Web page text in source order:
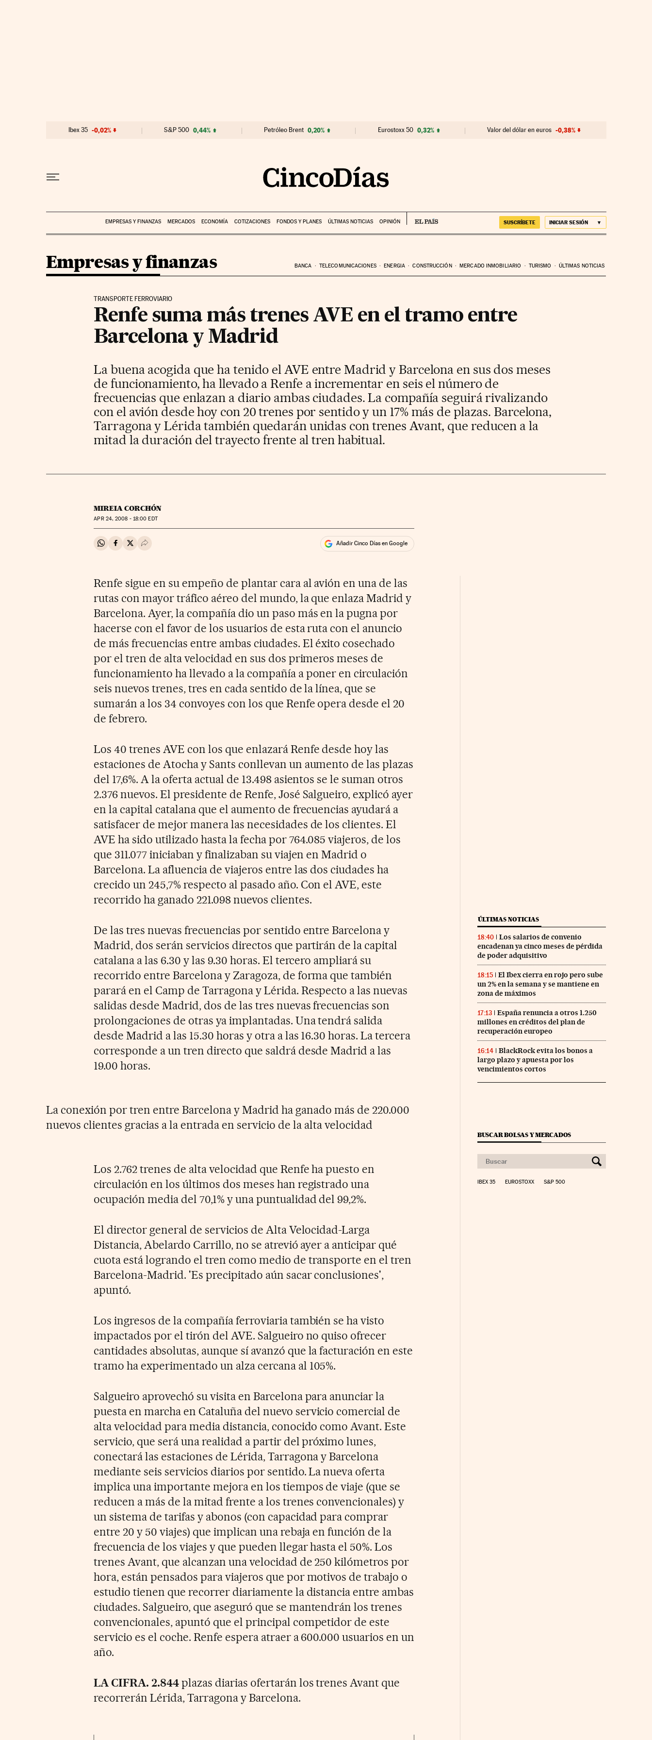
Ibex 35 -0,02% S&P 500 0,44% Petróleo Brent 0,20% Eurostoxx 50 0,32% Valor del dólar en euros -0,38%
EMPRESAS Y FINANZAS MERCADOS ECONOMÍA COTIZACIONES FONDOS Y PLANES ÚLTIMAS NOTICIAS OPINIÓN SUSCRÍBETE INICIAR SESIÓN
Empresas y finanzas BANCA TELECOMUNICACIONES ENERGIA CONSTRUCCIÓN MERCADO INMOBILIARIO TURISMO ÚLTIMAS NOTICIAS
TRANSPORTE FERROVIARIO
Renfe suma más trenes AVE en el tramo entre
Barcelona y Madrid
La buena acogida que ha tenido el AVE entre Madrid y Barcelona en sus dos meses
de funcionamiento, ha llevado a Renfe a incrementar en seis el número de
frecuencias que enlazan a diario ambas ciudades. La compañía seguirá rivalizando
con el avión desde hoy con 20 trenes por sentido y un 17% más de plazas. Barcelona,
Tarragona y Lérida también quedarán unidas con trenes Avant, que reducen a la
mitad la duración del trayecto frente al tren habitual.
MIREIA CORCHÓN
APR24, 2008 - 18:00 EDT
Compartir en Whatsapp
Compartir en Facebook
Compartir en Twitter
Desplegar Redes Sociales Añadir Cinco Días en Google
Renfe sigue en su empeño de plantar cara al avión en una de las
rutas con mayor tráfico aéreo del mundo, la que enlaza Madrid y
Barcelona. Ayer, la compañía dio un paso más en la pugna por
hacerse con el favor de los usuarios de esta ruta con el anuncio
de más frecuencias entre ambas ciudades. El éxito cosechado
por el tren de alta velocidad en sus dos primeros meses de
funcionamiento ha llevado a la compañía a poner en circulación
seis nuevos trenes, tres en cada sentido de la línea, que se
sumarán a los 34 convoyes con los que Renfe opera desde el 20
de febrero.
Los 40 trenes AVE con los que enlazará Renfe desde hoy las
estaciones de Atocha y Sants conllevan un aumento de las plazas
del 17,6%. A la oferta actual de 13.498 asientos se le suman otros
2.376 nuevos. El presidente de Renfe, José Salgueiro, explicó ayer
en la capital catalana que el aumento de frecuencias ayudará a
satisfacer de mejor manera las necesidades de los clientes. El
AVE ha sido utilizado hasta la fecha por 764.085 viajeros, de los
que 311.077 iniciaban y finalizaban su viajen en Madrid o
Barcelona. La afluencia de viajeros entre las dos ciudades ha
crecido un 245,7% respecto al pasado año. Con el AVE, este
recorrido ha ganado 221.098 nuevos clientes.
De las tres nuevas frecuencias por sentido entre Barcelona y
Madrid, dos serán servicios directos que partirán de la capital
catalana a las 6.30 y las 9.30 horas. El tercero ampliará su
recorrido entre Barcelona y Zaragoza, de forma que también
parará en el Camp de Tarragona y Lérida. Respecto a las nuevas
salidas desde Madrid, dos de las tres nuevas frecuencias son
prolongaciones de otras ya implantadas. Una tendrá salida
desde Madrid a las 15.30 horas y otra a las 16.30 horas. La tercera
corresponde a un tren directo que saldrá desde Madrid a las
19.00 horas.
La conexión por tren entre Barcelona y Madrid ha ganado más de 220.000
nuevos clientes gracias a la entrada en servicio de la alta velocidad
Los 2.762 trenes de alta velocidad que Renfe ha puesto en
circulación en los últimos dos meses han registrado una
ocupación media del 70,1% y una puntualidad del 99,2%.
El director general de servicios de Alta Velocidad-Larga
Distancia, Abelardo Carrillo, no se atrevió ayer a anticipar qué
cuota está logrando el tren como medio de transporte en el tren
Barcelona-Madrid. 'Es precipitado aún sacar conclusiones',
apuntó.
Los ingresos de la compañía ferroviaria también se ha visto
impactados por el tirón del AVE. Salgueiro no quiso ofrecer
cantidades absolutas, aunque sí avanzó que la facturación en este
tramo ha experimentado un alza cercana al 105%.
Salgueiro aprovechó su visita en Barcelona para anunciar la
puesta en marcha en Cataluña del nuevo servicio comercial de
alta velocidad para media distancia, conocido como Avant. Este
servicio, que será una realidad a partir del próximo lunes,
conectará las estaciones de Lérida, Tarragona y Barcelona
mediante seis servicios diarios por sentido. La nueva oferta
implica una importante mejora en los tiempos de viaje (que se
reducen a más de la mitad frente a los trenes convencionales) y
un sistema de tarifas y abonos (con capacidad para comprar
entre 20 y 50 viajes) que implican una rebaja en función de la
frecuencia de los viajes y que pueden llegar hasta el 50%. Los
trenes Avant, que alcanzan una velocidad de 250 kilómetros por
hora, están pensados para viajeros que por motivos de trabajo o
estudio tienen que recorrer diariamente la distancia entre ambas
ciudades. Salgueiro, que aseguró que se mantendrán los trenes
convencionales, apuntó que el principal competidor de este
servicio es el coche. Renfe espera atraer a 600.000 usuarios en un
año.
LA CIFRA. 2.844plazas diarias ofertarán los trenes Avant que
recorrerán Lérida, Tarragona y Barcelona.
ÚLTIMAS NOTICIAS
18:40
Los salarios de convenio
encadenan ya cinco meses de pérdida
de poder adquisitivo
18:15
El Ibex cierra en rojo pero sube
un 2% en la semana y se mantiene en
zona de máximos
17:13
España renuncia a otros 1.250
millones en créditos del plan de
recuperación europeo
16:14
BlackRock evita los bonos a
largo plazo y apuesta por los
vencimientos cortos
BUSCAR BOLSAS Y MERCADOS
IBEX 35 EUROSTOXX S&P 500